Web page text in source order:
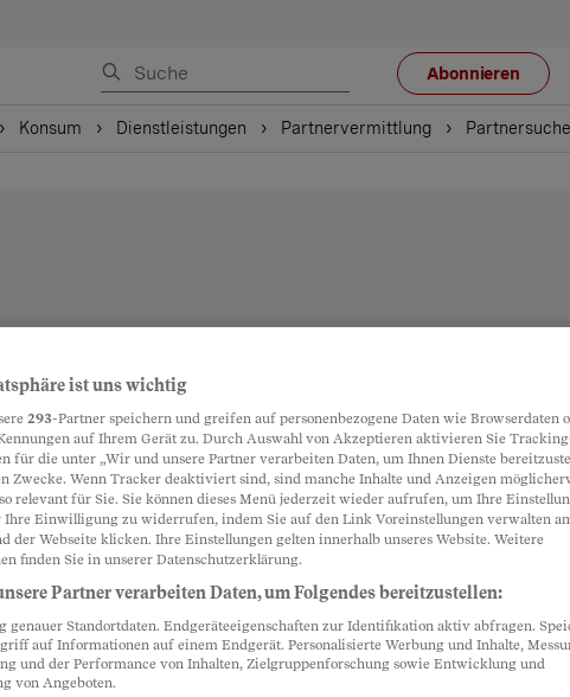
Abonnieren
Konsum Dienstleistungen Partnervermittlung
ist uns wichtig
293-Partner speichern und greifen auf personenbezogene Daten wie Browserdaten
auf Ihrem Gerät zu. Durch Auswahl von Akzeptieren aktivieren Sie
für die unter „Wir und unsere Partner verarbeiten Daten, um Ihnen Dienste
Zwecke. Wenn Tracker deaktiviert sind, sind manche Inhalte und Anzeigen
relevant für Sie. Sie können dieses Menü jederzeit wieder aufrufen, um Ihre
Ihre Einwilligung zu widerrufen, indem Sie auf den Link Voreinstellungen verwalten
der Webseite klicken. Ihre Einstellungen gelten innerhalb unseres Website. Weitere
finden Sie in unserer Datenschutzerklärung.
Partner verarbeiten Daten, um Folgendes bereitzustellen:
genauer Standortdaten. Endgeräteeigenschaften zur Identifikation aktiv abfragen.
auf Informationen auf einem Endgerät. Personalisierte Werbung und Inhalte,
und der Performance von Inhalten, Zielgruppenforschung sowie Entwicklung und
von Angeboten.